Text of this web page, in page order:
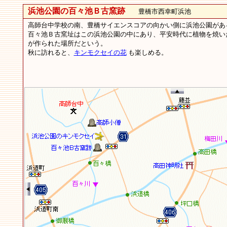
浜池公園の百々池Ｂ古窯跡豊橋市西幸町浜池
高師台中学校の南、豊橋サイエンスコアの向かい側に浜池公園があ
百々池Ｂ古窯址はこの浜池公園の中にあり、平安時代に植物を焼
が作られた場所だという。
秋に訪れると、 キンモクセイの花も楽しめる。